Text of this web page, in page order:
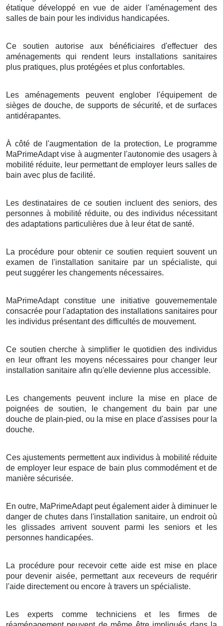
étatique développé en vue de aider l'aménagement des
salles de bain pour les individus handicapées.
Ce soutien autorise aux bénéficiaires d'effectuer des
aménagements qui rendent leurs installations sanitaires
plus pratiques, plus protégées et plus confortables.
Les aménagements peuvent englober l'équipement de
sièges de douche, de supports de sécurité, et de surfaces
antidérapantes.
À côté de l'augmentation de la protection, Le programme
MaPrimeAdapt vise à augmenter l'autonomie des usagers à
mobilité réduite, leur permettant de employer leurs salles de
bain avec plus de facilité.
Les destinataires de ce soutien incluent des seniors, des
personnes à mobilité réduite, ou des individus nécessitant
des adaptations particulières due à leur état de santé.
La procédure pour obtenir ce soutien requiert souvent un
examen de l'installation sanitaire par un spécialiste, qui
peut suggérer les changements nécessaires.
MaPrimeAdapt constitue une initiative gouvernementale
consacrée pour l'adaptation des installations sanitaires pour
les individus présentant des difficultés de mouvement.
Ce soutien cherche à simplifier le quotidien des individus
en leur offrant les moyens nécessaires pour changer leur
installation sanitaire afin qu'elle devienne plus accessible.
Les changements peuvent inclure la mise en place de
poignées de soutien, le changement du bain par une
douche de plain-pied, ou la mise en place d'assises pour la
douche.
Ces ajustements permettent aux individus à mobilité réduite
de employer leur espace de bain plus commodément et de
manière sécurisée.
En outre, MaPrimeAdapt peut également aider à diminuer le
danger de chutes dans l'installation sanitaire, un endroit où
les glissades arrivent souvent parmi les seniors et les
personnes handicapées.
La procédure pour recevoir cette aide est mise en place
pour devenir aisée, permettant aux receveurs de requérir
l'aide directement ou encore à travers un spécialiste.
Les experts comme techniciens et les firmes de